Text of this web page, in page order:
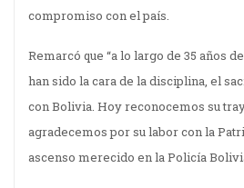
compromiso con el país.
Remarcó que “a lo largo de 35 años
han sido la cara de la disciplina, el
con Bolivia. Hoy reconocemos su
agradecemos por su labor con la
ascenso merecido en la Policía